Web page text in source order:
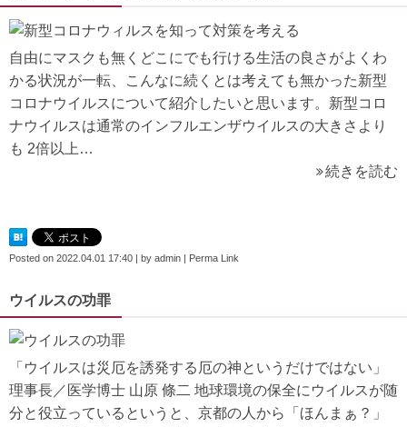
自由にマスクも無くどこにでも行ける生活の良さがよくわ
かる状況が一転、こんなに続くとは考えても無かった新型
コロナウイルスについて紹介したいと思います。新型コロ
ナウイルスは通常のインフルエンザウイルスの大きさより
も 2倍以上…
続きを読む
Posted on 2022.04.01 17:40 | by admin | Perma Link
ウイルスの功罪
「ウイルスは災厄を誘発する厄の神というだけではない」
理事長／医学博士 山原 條二 地球環境の保全にウイルスが随
分と役立っているというと、京都の人から「ほんまぁ？」